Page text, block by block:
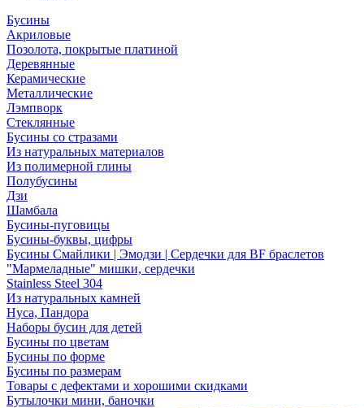
Бусины
Акриловые
Позолота, покрытые платиной
Деревянные
Керамические
Металлические
Лэмпворк
Стеклянные
Бусины со стразами
Из натуральных материалов
Из полимерной глины
Полубусины
Дзи
Шамбала
Бусины-пуговицы
Бусины-буквы, цифры
Бусины Смайлики | Эмодзи | Сердечки для BF браслетов
"Мармеладные" мишки, сердечки
Stainless Steel 304
Из натуральных камней
Нуса, Пандора
Наборы бусин для детей
Бусины по цветам
Бусины по форме
Бусины по размерам
Товары с дефектами и хорошими скидками
Бутылочки мини, баночки